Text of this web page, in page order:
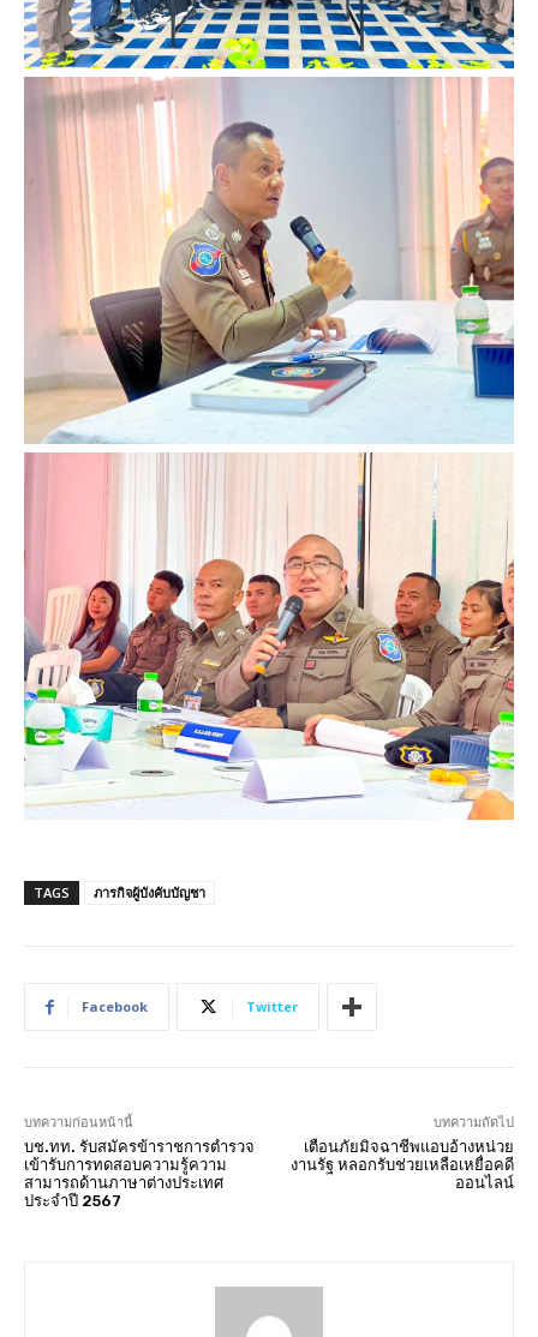
TAGS ภารกิจผู้บังคับบัญชา
Facebook Twitter
บทความก่อนหน้านี้
บช.ทท. รับสมัครข้าราชการตำรวจ
เข้ารับการทดสอบความรู้ความ
สามารถด้านภาษาต่างประเทศ
ประจำปี 2567
บทความถัดไป
เตือนภัยมิจฉาชีพแอบอ้างหน่วย
งานรัฐ หลอกรับช่วยเหลือเหยื่อคดี
ออนไลน์